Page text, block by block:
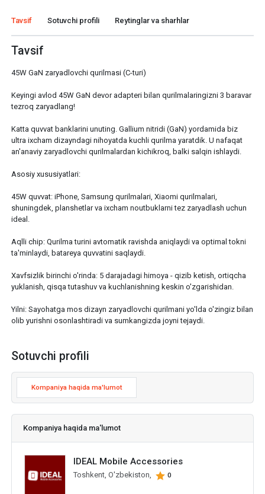
Tavsif Sotuvchi profili Reytinglar va sharhlar
Tavsif
45W GaN zaryadlovchi qurilmasi (C-turi)
Keyingi avlod 45W GaN devor adapteri bilan qurilmalaringizni 3 baravar
tezroq zaryadlang!
Katta quvvat banklarini unuting. Gallium nitridi (GaN) yordamida biz
ultra ixcham dizayndagi nihoyatda kuchli qurilma yaratdik. U nafaqat
an'anaviy zaryadlovchi qurilmalardan kichikroq, balki salqin ishlaydi.
Asosiy xususiyatlari:
45W quvvat: iPhone, Samsung qurilmalari, Xiaomi qurilmalari,
shuningdek, planshetlar va ixcham noutbuklarni tez zaryadlash uchun
ideal.
Aqlli chip: Qurilma turini avtomatik ravishda aniqlaydi va optimal tokni
ta'minlaydi, batareya quvvatini saqlaydi.
Xavfsizlik birinchi o'rinda: 5 darajadagi himoya - qizib ketish, ortiqcha
yuklanish, qisqa tutashuv va kuchlanishning keskin o'zgarishidan.
Yilni: Sayohatga mos dizayn zaryadlovchi qurilmani yo'lda o'zingiz bilan
olib yurishni osonlashtiradi va sumkangizda joyni tejaydi.
Sotuvchi profili
Kompaniya haqida ma'lumot
Kompaniya haqida ma'lumot
IDEAL Mobile Accessories
Toshkent, O'zbekiston, 0